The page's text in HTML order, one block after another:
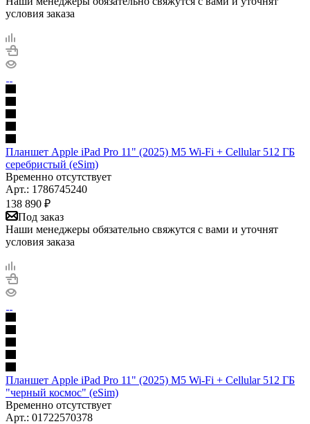
условия заказа
Планшет Apple iPad Pro 11" (2025) M5 Wi-Fi + Cellular 512 ГБ
серебристый (eSim)
Временно отсутствует
Арт.: 1786745240
138 890 ₽
Под заказ
Наши менеджеры обязательно свяжутся с вами и уточнят
условия заказа
Планшет Apple iPad Pro 11" (2025) M5 Wi-Fi + Cellular 512 ГБ
"черный космос" (eSim)
Временно отсутствует
Арт.: 01722570378